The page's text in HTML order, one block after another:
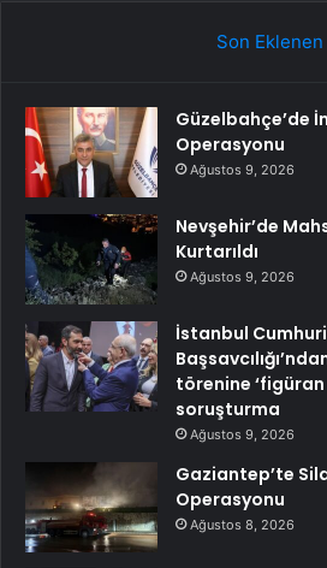
Son Eklenen
Güzelbahçe’de
Operasyonu
Ağustos 9, 2026
Nevşehir’de
Kurtarıldı
Ağustos 9, 2026
İstanbul
törenine ‘figüran
soruşturma
Ağustos 9, 2026
Gaziantep’te
Operasyonu
Ağustos 8, 2026